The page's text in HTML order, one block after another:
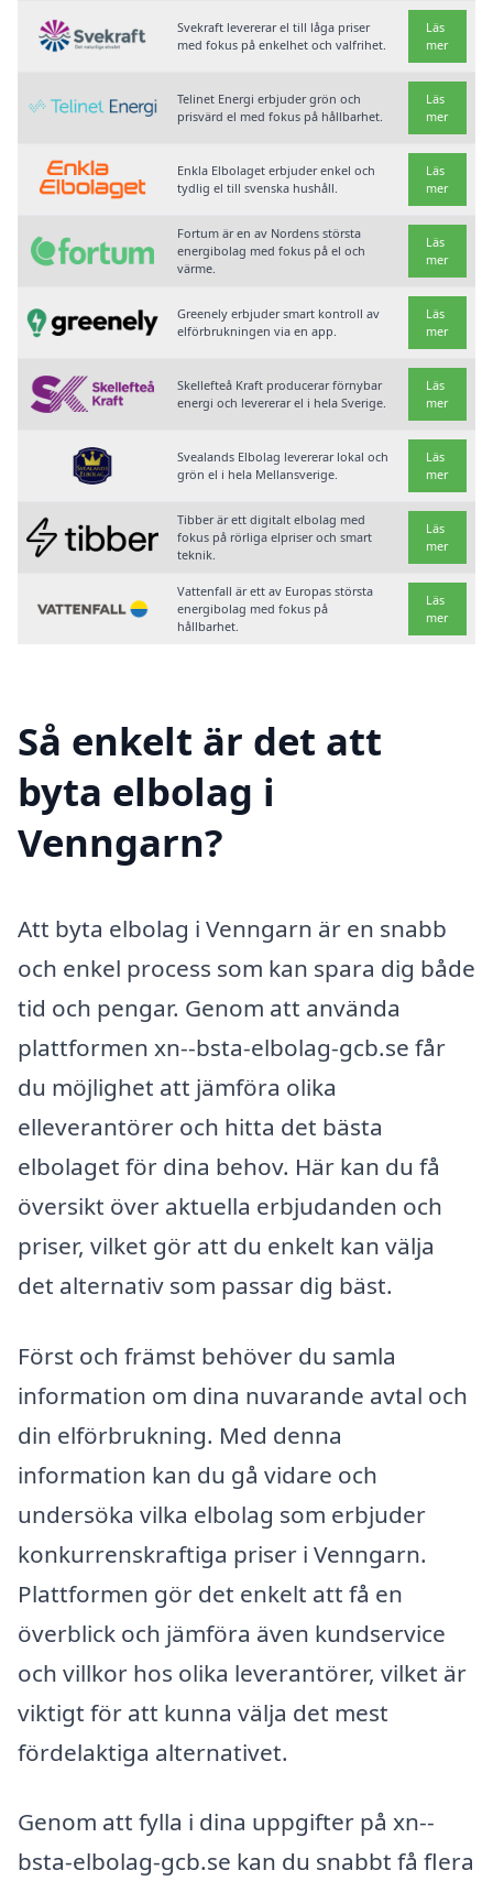
Svekraft levererar el till låga priser
med fokus på enkelhet och valfrihet.
Läs
mer
Telinet Energi erbjuder grön och
prisvärd el med fokus på hållbarhet.
Läs
mer
Enkla Elbolaget erbjuder enkel och
tydlig el till svenska hushåll.
Läs
mer
Fortum är en av Nordens största
energibolag med fokus på el och
värme.
Läs
mer
Greenely erbjuder smart kontroll av
elförbrukningen via en app.
Läs
mer
Skellefteå Kraft producerar förnybar
energi och levererar el i hela Sverige.
Läs
mer
Svealands Elbolag levererar lokal och
grön el i hela Mellansverige.
Läs
mer
Tibber är ett digitalt elbolag med
fokus på rörliga elpriser och smart
teknik.
Läs
mer
Vattenfall är ett av Europas största
energibolag med fokus på
hållbarhet.
Läs
mer
Så enkelt är det att
byta elbolag i
Venngarn?
Att byta elbolag i Venngarn är en snabb
och enkel process som kan spara dig både
tid och pengar. Genom att använda
plattformen xn--bsta-elbolag-gcb.se får
du möjlighet att jämföra olika
elleverantörer och hitta det bästa
elbolaget för dina behov. Här kan du få
översikt över aktuella erbjudanden och
priser, vilket gör att du enkelt kan välja
det alternativ som passar dig bäst.
Först och främst behöver du samla
information om dina nuvarande avtal och
din elförbrukning. Med denna
information kan du gå vidare och
undersöka vilka elbolag som erbjuder
konkurrenskraftiga priser i Venngarn.
Plattformen gör det enkelt att få en
överblick och jämföra även kundservice
och villkor hos olika leverantörer, vilket är
viktigt för att kunna välja det mest
fördelaktiga alternativet.
Genom att fylla i dina uppgifter på xn--
bsta-elbolag-gcb.se kan du snabbt få flera